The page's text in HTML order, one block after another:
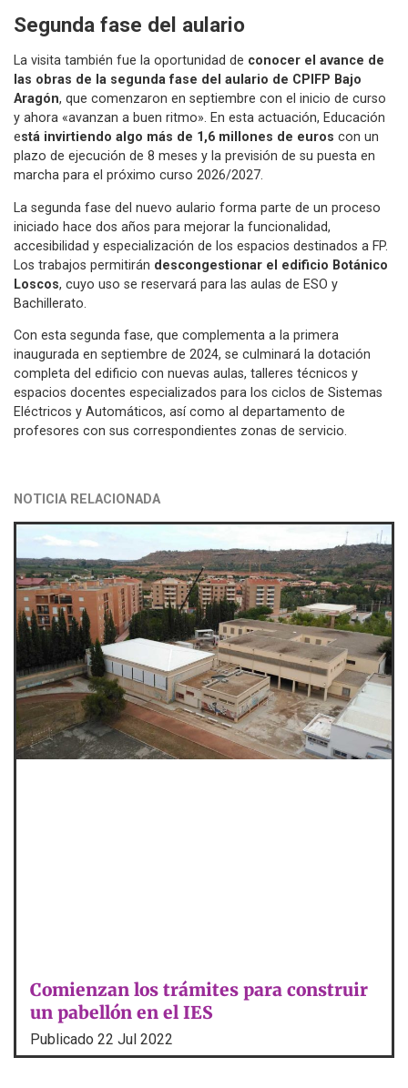
Segunda fase del aulario
La visita también fue la oportunidad de conocer el avance de
las obras de la segunda fase del aulario de CPIFP Bajo
Aragón, que comenzaron en septiembre con el inicio de curso
y ahora «avanzan a buen ritmo». En esta actuación, Educación
está invirtiendo algo más de 1,6 millones de euros con un
plazo de ejecución de 8 meses y la previsión de su puesta en
marcha para el próximo curso 2026/2027.
La segunda fase del nuevo aulario forma parte de un proceso
iniciado hace dos años para mejorar la funcionalidad,
accesibilidad y especialización de los espacios destinados a FP.
Los trabajos permitirán descongestionar el edificio Botánico
Loscos, cuyo uso se reservará para las aulas de ESO y
Bachillerato.
Con esta segunda fase, que complementa a la primera
inaugurada en septiembre de 2024, se culminará la dotación
completa del edificio con nuevas aulas, talleres técnicos y
espacios docentes especializados para los ciclos de Sistemas
Eléctricos y Automáticos, así como al departamento de
profesores con sus correspondientes zonas de servicio.
NOTICIA RELACIONADA
Comienzan los trámites para construir
un pabellón en el IES
Publicado 22 Jul 2022